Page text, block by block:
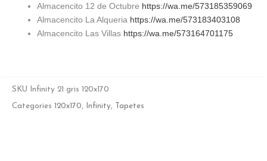
Almacencito 12 de Octubre https://wa.me/573185359069
Almacencito La Alqueria https://wa.me/573183403108
Almacencito Las Villas https://wa.me/573164701175
SKU Infinity 21 gris 120x170
Categories 120x170, Infinity, Tapetes